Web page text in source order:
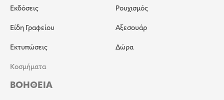
Εκδόσεις
Είδη Γραφείου
Εκτυπώσεις
Κοσμήματα
Ρουχισμός
Αξεσουάρ
Δώρα
ΒΟΗΘΕΙΑ